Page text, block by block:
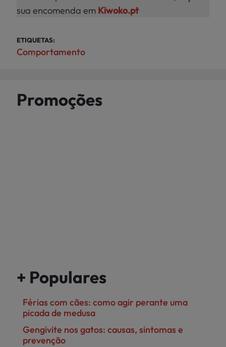
sua encomenda em Kiwoko.pt
ETIQUETAS:
Comportamento
Promoções
+ Populares
Férias com cães: como agir perante uma
picada de medusa
Gengivite nos gatos: causas, sintomas e
prevenção